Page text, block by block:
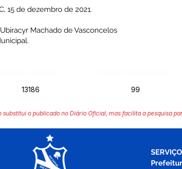
15 de dezembro de 2021.
Machado de Vasconcelos
13186 99
substitui o publicado no Diário Oficial, mas facilita a pesquisa